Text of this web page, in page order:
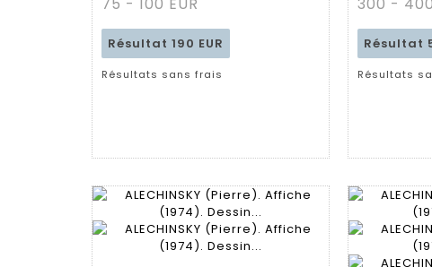
Résultat 190 EUR
Résultats sans frais
Résultat
Résultats